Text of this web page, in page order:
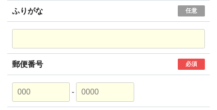
ふりがな 任意
郵便番号 必須
-